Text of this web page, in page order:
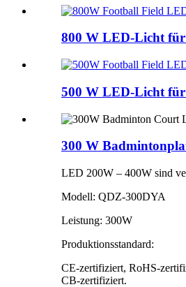
800 W LED-Licht
500 W LED-Licht
300 W
LED 200W – 400W sind
Modell: QDZ-300DYA
Leistung: 300W
Produktionsstandard:
CE-zertifiziert, RoHS-
CB-zertifiziert.